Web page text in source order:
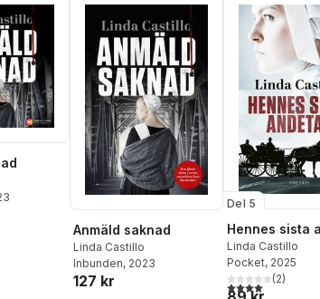
Totalt antal röster:Anmäld saknad
Linda Castillo
Inbunden, 2023
127 kr
Del 5
Hennes sista
Linda Castillo
Pocket, 2025
4,0utav 5(2)